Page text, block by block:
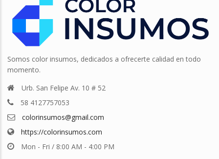
Somos color insumos, dedicados a ofrecerte calidad en todo
momento.
Urb. San Felipe Av. 10 # 52
58 4127757053
colorinsumos@gmail.com
https://colorinsumos.com
Mon - Fri / 8:00 AM - 4:00 PM